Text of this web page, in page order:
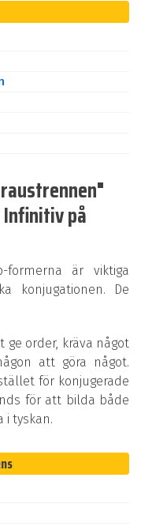
på
formerna är viktiga
konjugationen. De
ge order, kräva något
att göra något.
för konjugerade
för att bilda både
i tyskan.